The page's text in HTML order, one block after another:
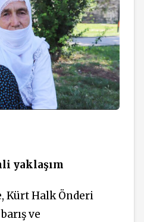
yaklaşım
Kürt Halk Önderi
ve